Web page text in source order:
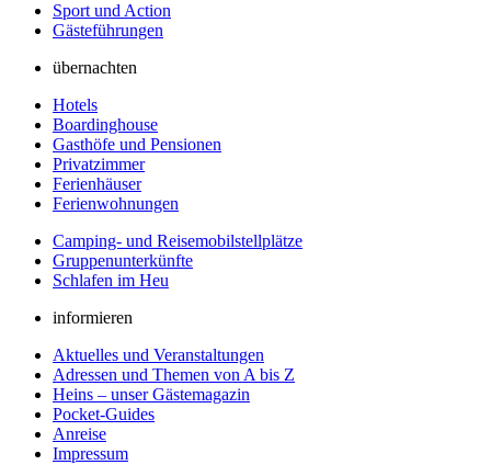
Sport und Action
Gästeführungen
übernachten
Hotels
Boardinghouse
Gasthöfe und Pensionen
Privatzimmer
Ferienhäuser
Ferienwohnungen
Camping- und Reisemobilstellplätze
Gruppenunterkünfte
Schlafen im Heu
informieren
Aktuelles und Veranstaltungen
Adressen und Themen von A bis Z
Heins – unser Gästemagazin
Pocket-Guides
Anreise
Impressum